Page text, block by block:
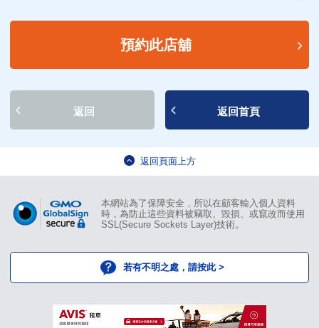
預約此店舖
返回 返回首頁
返回頁面上方
本網站為了保障安全，所以在顧客輸入個人資料
時，為防止這些資料被竊取、毀損、或竄改而使用
SSL(Secure Sockets Layer)技術。
若有不明之處，請按此 >